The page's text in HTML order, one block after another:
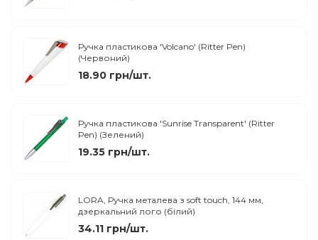
Ручка пластикова 'Volcano' (Ritter Pen)
(Червоний)
18.90 грн/шт.
Ручка пластикова 'Sunrise Transparent' (Ritter
Pen) (Зелений)
19.35 грн/шт.
LORA, Ручка металева з soft touch, 144 мм,
дзеркальний лого (білий)
34.11 грн/шт.